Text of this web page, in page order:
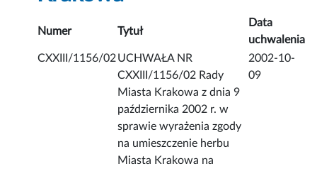
Numer Tytuł
Data
uchwalenia
CXXIII/1156/02UCHWAŁA NR
CXXIII/1156/02 Rady
Miasta Krakowa z dnia 9
października 2002 r. w
sprawie wyrażenia zgody
na umieszczenie herbu
Miasta Krakowa na
2002-10-
09